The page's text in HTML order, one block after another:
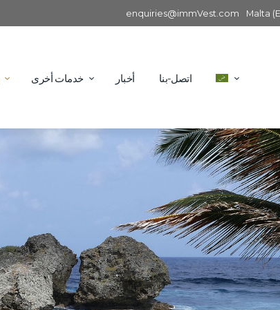
Malta
enquiries@immVest.com
خدمات أخرى أخبار اتصل-بنا